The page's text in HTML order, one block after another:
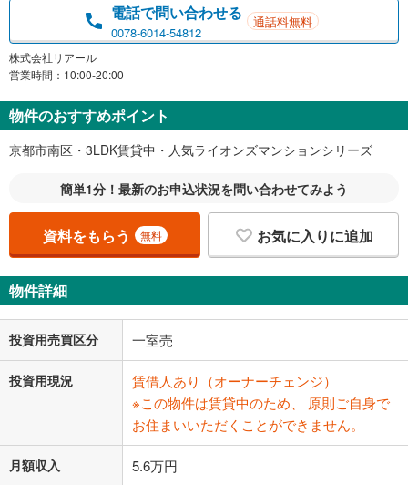
電話で問い合わせる
0078-6014-54812
通話料無料
株式会社リアール
営業時間：10:00-20:00
物件のおすすめポイント
京都市南区・3LDK賃貸中・人気ライオンズマンションシリーズ
簡単1分！最新のお申込状況を問い合わせてみよう
資料をもらう 無料 お気に入りに追加
物件詳細
投資用売買区分 一室売
投資用現況
賃借人あり（オーナーチェンジ）
※この物件は賃貸中のため、 原則ご自身で
お住まいいただくことができません。
月額収入 5.6万円